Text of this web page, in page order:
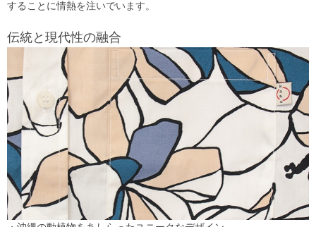
することに情熱を注いでいます。
伝統と現代性の融合